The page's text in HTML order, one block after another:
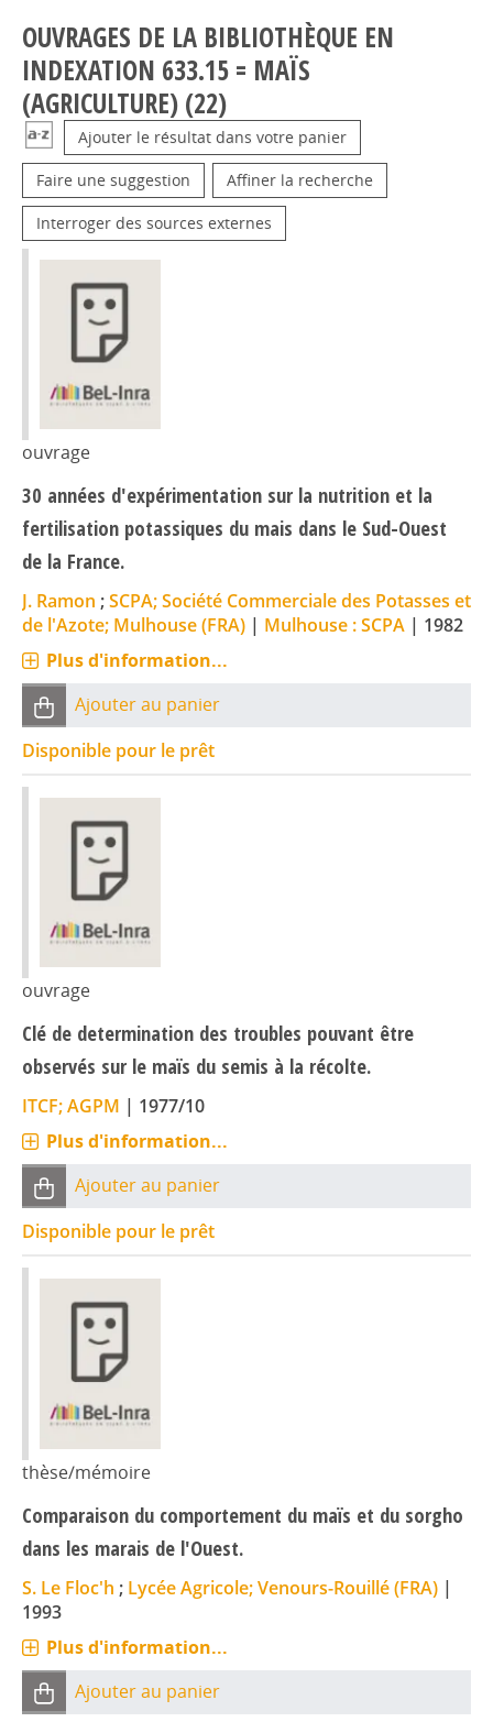
OUVRAGES DE LA BIBLIOTHÈQUE EN
INDEXATION 633.15 = MAÏS
(AGRICULTURE) (22)
Ajouter le résultat dans votre panier
Faire une suggestion Affiner la recherche
Interroger des sources externes
ouvrage
30 années d'expérimentation sur la nutrition et la
fertilisation potassiques du mais dans le Sud-Ouest
de la France.
J. Ramon ;SCPA; Société Commerciale des Potasses et
de l'Azote; Mulhouse (FRA) | Mulhouse : SCPA | 1982
Plus d'information...
Ajouter au panier
Disponible pour le prêt
ouvrage
Clé de determination des troubles pouvant être
observés sur le maïs du semis à la récolte.
ITCF; AGPM | 1977/10
Plus d'information...
Ajouter au panier
Disponible pour le prêt
thèse/mémoire
Comparaison du comportement du maïs et du sorgho
dans les marais de l'Ouest.
S. Le Floc'h ; Lycée Agricole; Venours-Rouillé (FRA) |
1993
Plus d'information...
Ajouter au panier